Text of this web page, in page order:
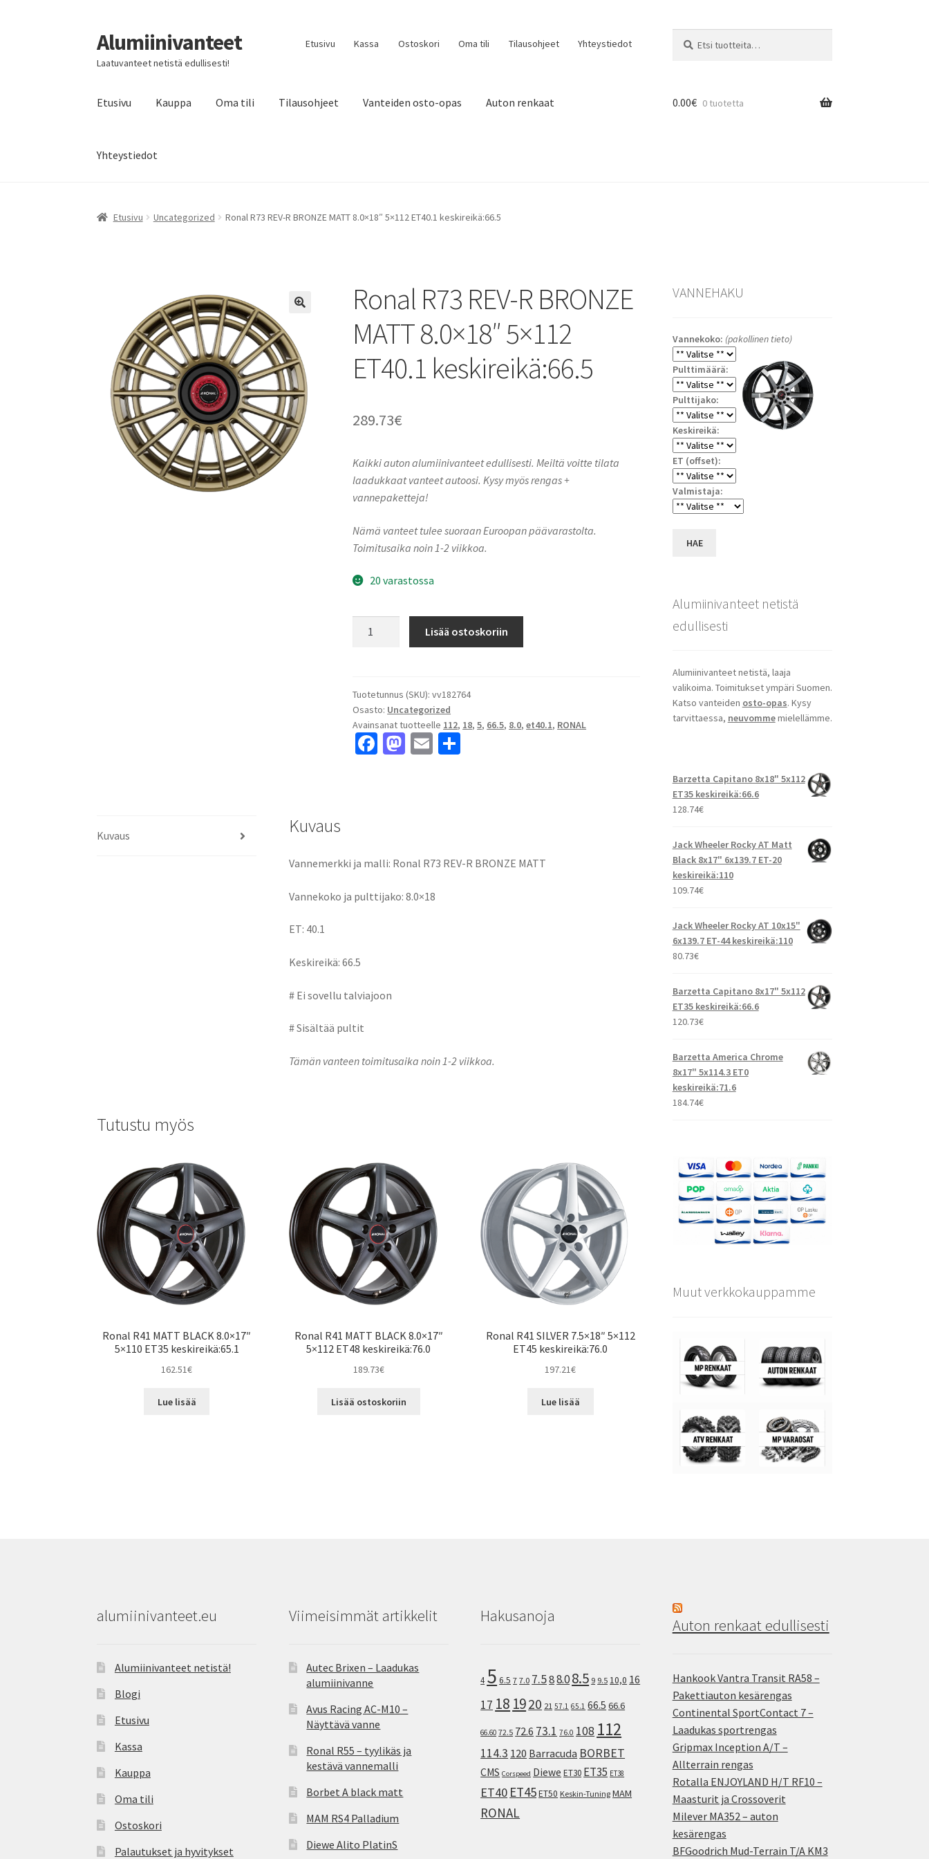
Siirry
navigointiin
Siirry
sisältöön
Alumiinivanteet
Laatuvanteet netistä edullisesti!
Etusivu Kassa Ostoskori Oma tili Tilausohjeet Yhteystiedot
Etusivu Kauppa Oma tili Tilausohjeet Vanteiden osto-opas Auton renkaat
Yhteystiedot
0.00€ 0 tuotetta
Etusivu Uncategorized Ronal R73 REV-R BRONZE MATT 8.0×18″ 5×112 ET40.1 keskireikä:66.5
Ronal R73 REV-R BRONZE
MATT 8.0×18″ 5×112
ET40.1 keskireikä:66.5
289.73€
Kaikki auton alumiinivanteet edullisesti. Meiltä voitte tilata
laadukkaat vanteet autoosi. Kysy myös rengas +
vannepaketteja!
Nämä vanteet tulee suoraan Euroopan päävarastolta.
Toimitusaika noin 1-2 viikkoa.
20 varastossa
BRONZE
MATT
8.0x18"
5x112
Lisää ostoskoriin
Tuotetunnus (SKU):vv182764
Osasto: Uncategorized
Avainsanat tuotteelle 112, 18,5, 66.5, 8.0,et40.1, RONAL
Fa
k
M E
Kuvaus Kuvaus
Vannemerkki ja malli: Ronal R73 REV-R BRONZE MATT
Vannekoko ja pulttijako: 8.0×18
ET: 40.1
Keskireikä: 66.5
# Ei sovellu talviajoon
# Sisältää pultit
Tämän vanteen toimitusaika noin 1-2 viikkoa.
Tutustu myös
Ronal R41 MATT BLACK 8.0×17″
5×110 ET35 keskireikä:65.1
162.51€
Lue lisää
Ronal R41 MATT BLACK 8.0×17″
5×112 ET48 keskireikä:76.0
189.73€
Lisää ostoskoriin
Ronal R41 SILVER 7.5×18″ 5×112
ET45 keskireikä:76.0
197.21€
Lue lisää
VANNEHAKU
Vannekoko: (pakollinen tieto)
Pulttimäärä:
Pulttijako:
Keskireikä:
ET (offset):
Valmistaja:
HAE
Alumiinivanteet netistä
edullisesti
Alumiinivanteet netistä, laaja
valikoima. Toimitukset ympäri Suomen.
Katso vanteiden osto-opas. Kysy
tarvittaessa, neuvommemielellämme.
Barzetta Capitano 8x18" 5x112
ET35 keskireikä:66.6
128.74€
Jack Wheeler Rocky AT Matt
Black 8x17" 6x139.7 ET-20
keskireikä:110
109.74€
Jack Wheeler Rocky AT 10x15"
6x139.7 ET-44 keskireikä:110
80.73€
Barzetta Capitano 8x17" 5x112
ET35 keskireikä:66.6
120.73€
Barzetta America Chrome
8x17" 5x114.3 ET0
keskireikä:71.6
184.74€
Muut verkkokauppamme
alumiinivanteet.eu
Alumiinivanteet netistä!
Blogi
Etusivu
Kassa
Kauppa
Oma tili
Ostoskori
Palautukset ja hyvitykset
Viimeisimmät artikkelit
Autec Brixen – Laadukas
alumiinivanne
Avus Racing AC-M10 –
Näyttävä vanne
Ronal R55 – tyylikäs ja
kestävä vannemalli
Borbet A black matt
MAM RS4 Palladium
Diewe Alito PlatinS
Hakusanoja
4 5 6.5 7 7.0 7.588.08.5 9 9.5 10,0 16
17 18 1920 21 57.1 65.1 66.5 66.6
66.60 72.5 72.6 73.1 76.0 108 112
114.3 120 Barracuda BORBET
CMS Corspeed Diewe ET30 ET35 ET38
ET40 ET45ET50 Keskin-Tuning MAM
RONAL
Auton renkaat edullisesti
Hankook Vantra Transit RA58 –
Pakettiauton kesärengas
Continental SportContact 7 –
Laadukas sportrengas
Gripmax Inception A/T –
Allterrain rengas
Rotalla ENJOYLAND H/T RF10 –
Maasturit ja Crossoverit
Milever MA352 – auton
kesärengas
BFGoodrich Mud-Terrain T/A KM3